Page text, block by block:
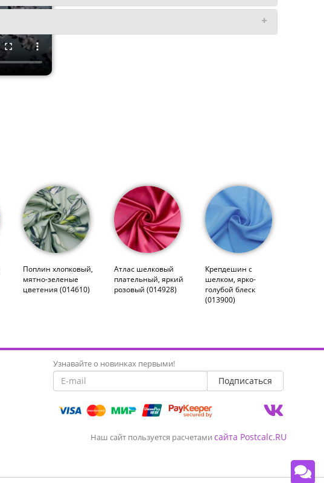
Поплин хлопковый,
мятно-зеленые
цветения (014610)
Атлас шелковый
плательный, яркий
розовый (014928)
Крепдешин с
шелком, ярко-
голубой блеск
(013900)
Узнавайте о новинках первыми!
Наш сайт пользуется расчетами сайта Postcalc.RU